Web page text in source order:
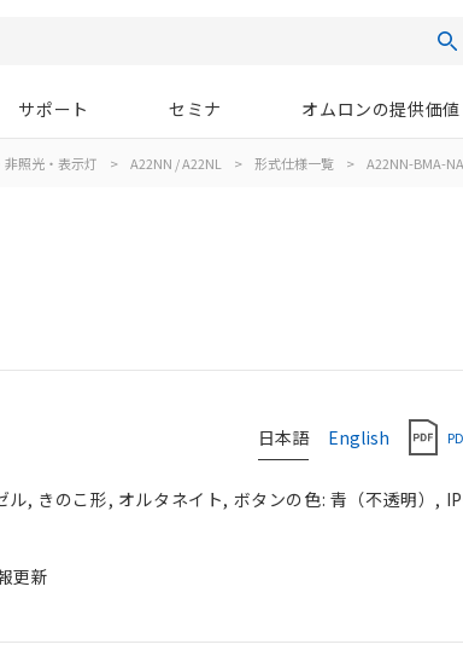
サポート セミナ オムロンの提供価値
照光・表示灯 > A22NN / A22NL > 形式仕様一覧 > A22NN-BMA-
日本語 English
, きのこ形, オルタネイト, ボタンの色: 青（不透明）,
更新